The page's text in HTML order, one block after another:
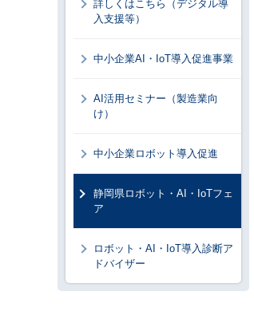
詳しくはこちら（デジタル導
入支援等）
中小企業AI・IoT導入促進事業
AI活用セミナー（製造業向
け）
中小企業ロボット導入促進
静岡県ロボット・AI・IoTフェ
ア
ロボット・AI・IoT導入診断ア
ドバイザー